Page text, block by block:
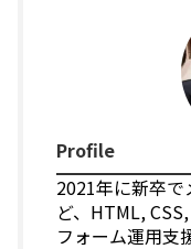
Profile
2021年に新卒
ど、HTML,
フォーム運用支